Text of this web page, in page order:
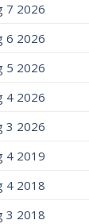
7 2026
6 2026
5 2026
4 2026
3 2026
4 2019
4 2018
3 2018